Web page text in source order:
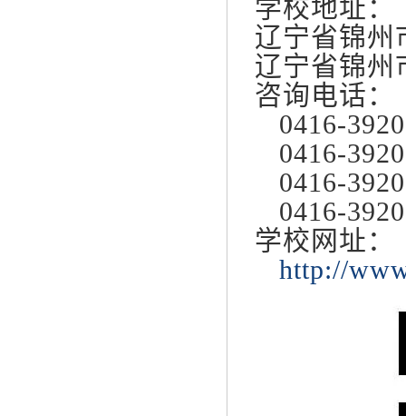
学校地址：
辽宁省锦州
辽宁省锦州
咨询电话：
0416-
0416-
0416-
0416-
学校网址：
http://